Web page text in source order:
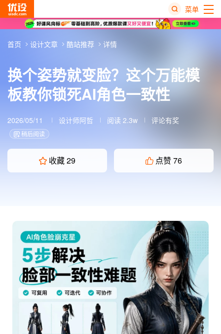
菜单
换个姿势就变脸？这个万能模
板教你锁死AI角色一致性
2026/05/11 设计师阿哲 阅读 2.3w 评论有奖
稍后阅读
收藏29 点赞76
首页 设计文章 酷站推荐 详情